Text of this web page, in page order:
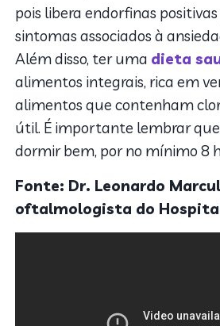
pois libera endorfinas
sintomas associados à
Além disso, ter uma dieta
alimentos integrais, rica em
alimentos que contenham
útil. É importante lembrar
dormir bem, por no mínimo 8
Fonte: Dr. Leonardo
oftalmologista do Hospital